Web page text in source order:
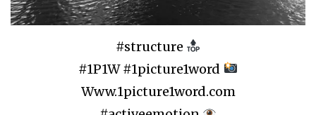
#structure
#1P1W #1picture1word
Www.1picture1word.com